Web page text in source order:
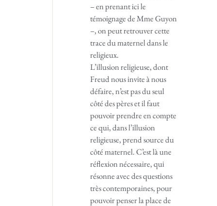
– en prenant ici le
témoignage de Mme Guyon
–, on peut retrouver cette
trace du maternel dans le
religieux.
L’illusion religieuse, dont
Freud nous invite à nous
défaire, n’est pas du seul
côté des pères et il faut
pouvoir prendre en compte
ce qui, dans l’illusion
religieuse, prend source du
côté maternel. C’est là une
réflexion nécessaire, qui
résonne avec des questions
très contemporaines, pour
pouvoir penser la place de